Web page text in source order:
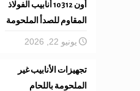
أون 10312 أنابيب الفولاذ
المقاوم للصدأ الملحومة
يونيو 22, 2026
تجهيزات الأنابيب غير
الملحومة باللحام